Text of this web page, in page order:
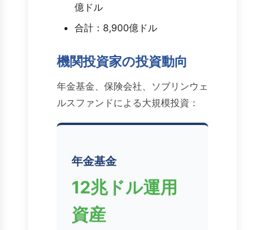
億ドル
合計：8,900億ドル
機関投資家の投資動向
年金基金、保険会社、ソブリンウェ
ルスファンドによる大規模投資：
年金基金
12兆ドル運用
資産